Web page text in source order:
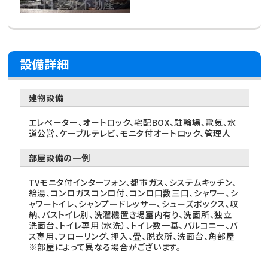
設備詳細
建物設備
エレベーター、オートロック、宅配BOX、駐輪場、電気、水
道公営、ケーブルテレビ、モニタ付オートロック、管理人
部屋設備の一例
TVモニタ付インターフォン、都市ガス、システムキッチン、
給湯、コンロガスコンロ付、コンロ口数三口、シャワー、シ
ャワートイレ、シャンプードレッサー、シューズボックス、収
納、バストイレ別、洗濯機置き場室内有り、洗面所、独立
洗面台、トイレ専用（水洗）、トイレ数一基、バルコニー、バ
ス専用、フローリング、押入、畳、脱衣所、洗面台、角部屋
※部屋によって異なる場合がございます。